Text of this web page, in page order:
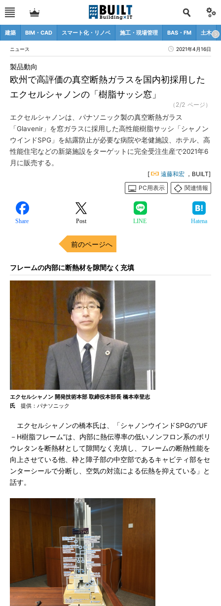
建築 BIM・CAD スマート化・リノベ 施工・現場管理 BAS・FM 土木
ニュース 2021年4月16日
欧州で高評価の真空断熱ガラスを国内初採用した
エクセルシャノンの「樹脂サッシ窓」
製品動向
（2/2 ページ）
エクセルシャノンは、パナソニック製の真空断熱ガラス
「Glavenir」を窓ガラスに採用した高性能樹脂サッシ「シャノン
ウインドSPG」を結露防止が必要な病院や老健施設、ホテル、高
性能住宅などの新築施設をターゲットに完全受注生産で2021年6
月に販売する。
[ 遠藤和宏 ，BUILT]
PC用表示
関連情報
Share Post LINE Hatena
前のページへ
フレームの内部に断熱材を隙間なく充填
エクセルシャノン 開発技術本部 取締役本部長 橋本幸登志
氏 提供：パナソニック
エクセルシャノンの橋本氏は、「シャノンウインドSPGの“UF
－H樹脂フレーム”は、内部に熱伝導率の低いノンフロン系のポリ
ウレタンを断熱材として隙間なく充填し、フレームの断熱性能を
向上させている他、枠と障子部の中空部であるキャビティ部をセ
ンターシールで分断し、空気の対流による伝熱を抑えている」と
話す。